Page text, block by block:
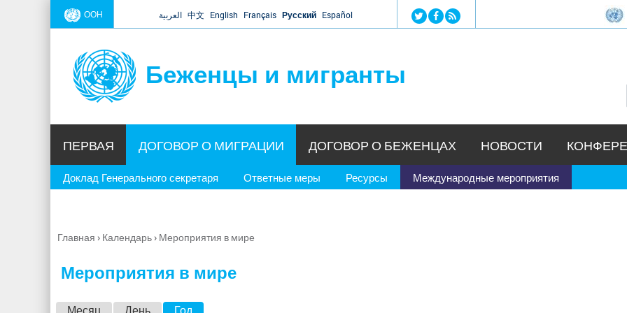
Jump to navigation
ООН العربية 中文 English Français Русский Español
Беженцы и мигранты
ПЕРВАЯ ДОГОВОР О МИГРАЦИИ
Доклад Генерального секретаря Ответные меры Ресурсы Международные мероприятия
ДОГОВОР О БЕЖЕНЦАХ НОВОСТИ
Вы
Главная › Календарь› Мероприятия в мире
Мероприятия в мире